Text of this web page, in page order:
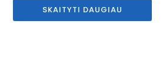
SKAITYTI DAUGIAU